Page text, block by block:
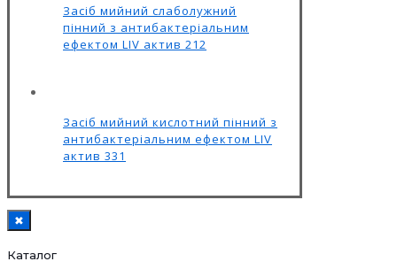
Засіб мийний слаболужний
пінний з антибактеріальним
ефектом LIV актив 212
Засіб мийний кислотний пінний з
антибактеріальним ефектом LIV
актив 331
✖
Каталог